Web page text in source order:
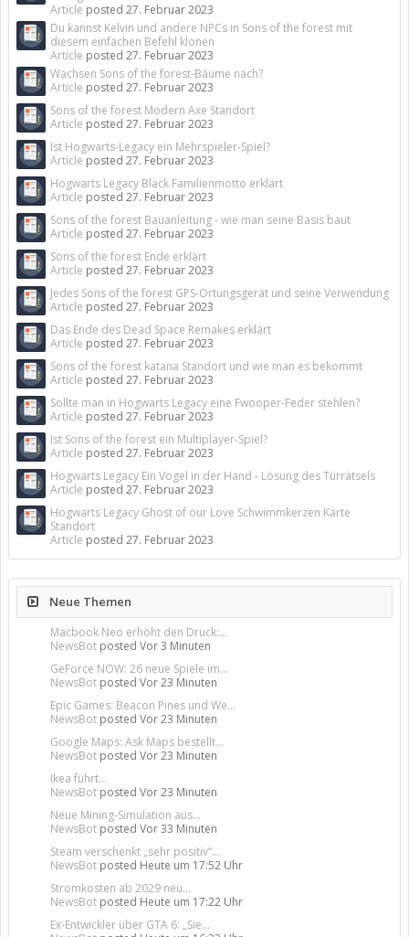
Article posted 27. Februar 2023
Du kannst Kelvin und andere NPCs in Sons of the forest mit
diesem einfachen Befehl klonen
Article posted 27. Februar 2023
Wachsen Sons of the forest-Bäume nach?
Article posted 27. Februar 2023
Sons of the forest Modern Axe Standort
Article posted 27. Februar 2023
Ist Hogwarts-Legacy ein Mehrspieler-Spiel?
Article posted 27. Februar 2023
Hogwarts Legacy Black Familienmotto erklärt
Article posted 27. Februar 2023
Sons of the forest Bauanleitung - wie man seine Basis baut
Article posted 27. Februar 2023
Sons of the forest Ende erklärt
Article posted 27. Februar 2023
Jedes Sons of the forest GPS-Ortungsgerät und seine Verwendung
Article posted 27. Februar 2023
Das Ende des Dead Space Remakes erklärt
Article posted 27. Februar 2023
Sons of the forest katana Standort und wie man es bekommt
Article posted 27. Februar 2023
Sollte man in Hogwarts Legacy eine Fwooper-Feder stehlen?
Article posted 27. Februar 2023
Ist Sons of the forest ein Multiplayer-Spiel?
Article posted 27. Februar 2023
Hogwarts Legacy Ein Vogel in der Hand - Lösung des Türrätsels
Article posted 27. Februar 2023
Hogwarts Legacy Ghost of our Love Schwimmkerzen Karte
Standort
Article posted 27. Februar 2023
Neue Themen
Macbook Neo erhöht den Druck:...
NewsBot posted Vor 3 Minuten
GeForce NOW: 26 neue Spiele im...
NewsBot posted Vor 23 Minuten
Epic Games: Beacon Pines und We...
NewsBot posted Vor 23 Minuten
Google Maps: Ask Maps bestellt...
NewsBot posted Vor 23 Minuten
Ikea führt...
NewsBot posted Vor 23 Minuten
Neue Mining-Simulation aus...
NewsBot posted Vor 33 Minuten
Steam verschenkt „sehr positiv“...
NewsBot posted Heute um 17:52 Uhr
Stromkosten ab 2029 neu...
NewsBot posted Heute um 17:22 Uhr
Ex-Entwickler über GTA 6: „Sie...